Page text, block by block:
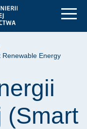
Renewable Energy
(Smart